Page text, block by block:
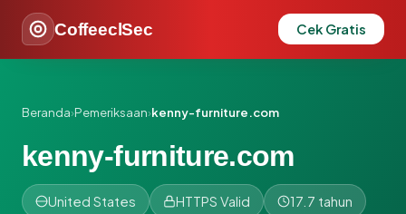
CoffeeclSec Cek Gratis
Beranda›Pemeriksaan›kenny-furniture.com
kenny-furniture.com
United States HTTPS Valid 17.7 tahun